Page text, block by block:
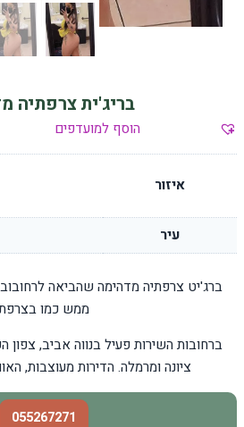
בריג'ית צרפתיה
הוסף למועדפים
איזור
עיר
ברג'יט צרפתיה מדהימה שהביאה
ממש כמו
ברחובות השירות פעיל בנווה אביב, צפון
ציונה ומרמלה. הדירות מעוצבות,
055267271